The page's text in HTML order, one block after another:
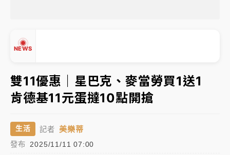
NEWS
處置制度大變革！ 證交所今起縮短股票「關禁閉」天
數與撮合時間
才續任就飛美國大學面試 清大校長高為元致歉：機會
到來時引起我的好奇
白海豚颱風解除海警 西南風來了！4縣市大雨特報、各
分析｜
標？ 鴻海本週法說法人關注的四大重點
雙11優惠｜星巴克、麥當勞買1送1
肯德基11元蛋撻10點開搶
生活 記者 美樂蒂
發布 2025/11/11 07:00